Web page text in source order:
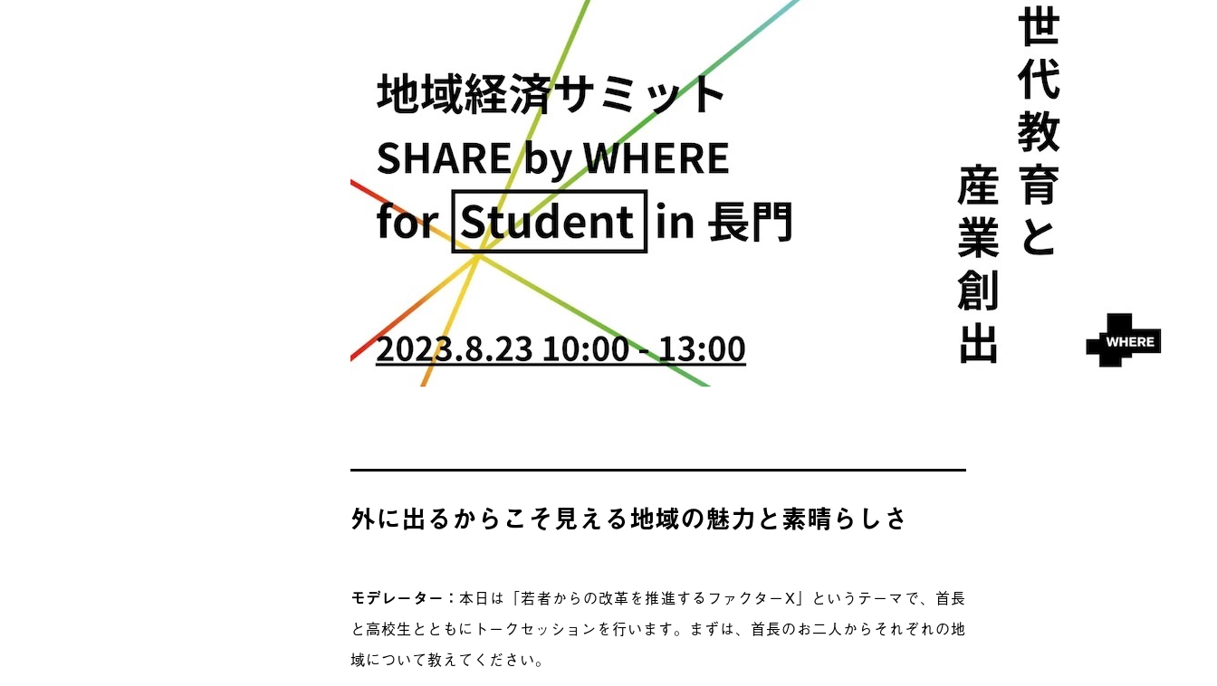
外に出るからこそ見える地域の魅力と素晴らしさ
モデレーター： 本日は「若者からの改革を推進するファクターX」というテーマで、首長
と高校生とともにトークセッションを行います。まずは、首長のお二人からそれぞれの地
域について教えてください。